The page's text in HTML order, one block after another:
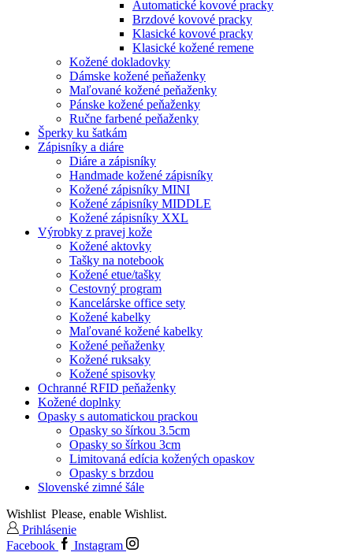
Automatické kovové pracky
Brzdové kovové pracky
Klasické kovové pracky
Klasické kožené remene
Kožené dokladovky
Dámske kožené peňaženky
Maľované kožené peňaženky
Pánske kožené peňaženky
Ručne farbené peňaženky
Šperky ku šatkám
Zápisníky a diáre
Diáre a zápisníky
Handmade kožené zápisníky
Kožené zápisníky MINI
Kožené zápisníky MIDDLE
Kožené zápisníky XXL
Výrobky z pravej kože
Kožené aktovky
Tašky na notebook
Kožené etue/tašky
Cestovný program
Kancelárske office sety
Kožené kabelky
Maľované kožené kabelky
Kožené peňaženky
Kožené ruksaky
Kožené spisovky
Ochranné RFID peňaženky
Kožené doplnky
Opasky s automatickou prackou
Opasky so šírkou 3.5cm
Opasky so šírkou 3cm
Limitovaná edícia kožených opaskov
Opasky s brzdou
Slovenské zimné šále
Wishlist Please, enable Wishlist.
Prihlásenie
Facebook
Instagram